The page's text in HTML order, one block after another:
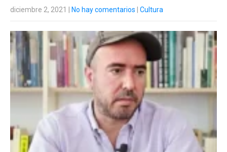
diciembre 2, 2021 No hay comentarios Cultura